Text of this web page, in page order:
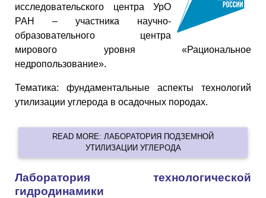
исследовательского центра УрО
РАН – участника научно-
образовательного центра
мирового уровня «Рациональное
недропользование».
Тематика: фундаментальные аспекты технологий
утилизации углерода в осадочных породах.
READ MORE: ЛАБОРАТОРИЯ ПОДЗЕМНОЙ
УТИЛИЗАЦИИ УГЛЕРОДА
Лаборатория технологической
гидродинамики